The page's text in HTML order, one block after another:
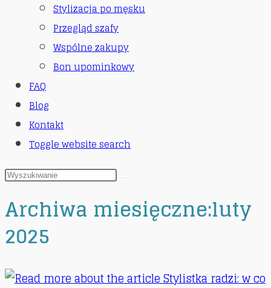
Stylizacja po męsku
Przegląd szafy
Wspólne zakupy
Bon upominkowy
FAQ
Blog
Kontakt
Toggle website search
Archiwa miesięczne:luty
2025